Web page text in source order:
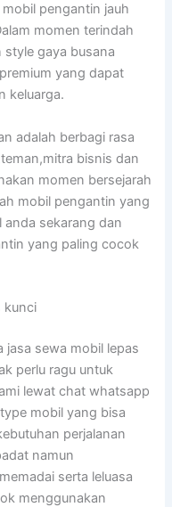
pengantin jauh
momen terindah
style gaya busana
yang dapat
keluarga.
adalah berbagi rasa
bisnis dan
momen bersejarah
mobil pengantin yang
sekarang dan
yang paling cocok
kunci
jasa sewa mobil lepas
perlu ragu untuk
lewat chat whatsapp
mobil yang bisa
perjalanan
namun
serta leluasa
menggunakan